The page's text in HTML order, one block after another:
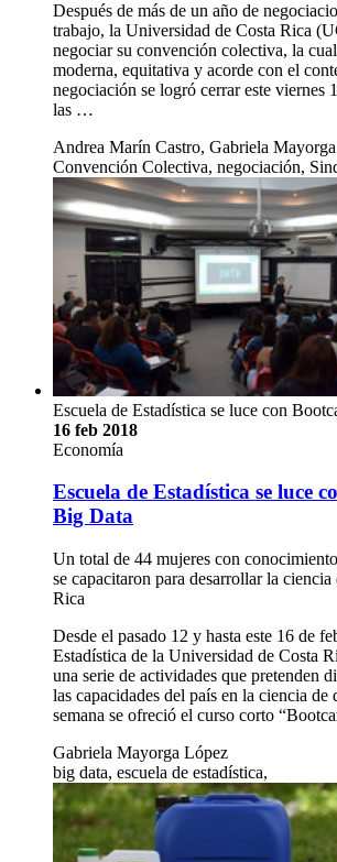
Después de más de un año de
trabajo, la Universidad de Costa Rica
negociar su convención colectiva, la
moderna, equitativa y acorde con el
negociación se logró cerrar este viernes
las …
Andrea Marín Castro, Gabriela
Convención Colectiva, negociación,
Escuela de Estadística se luce con
16 feb 2018
Economía
Escuela de Estadística se luce
Big Data
Un total de 44 mujeres con
se capacitaron para desarrollar la ciencia
Rica
Desde el pasado 12 y hasta este 16 de
Estadística de la Universidad de Costa
una serie de actividades que pretenden
las capacidades del país en la ciencia de
semana se ofreció el curso corto
Gabriela Mayorga López
big data, escuela de estadística,